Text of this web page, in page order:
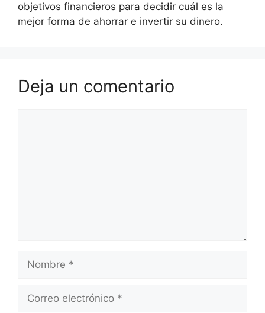
objetivos financieros para decidir cuál es la
mejor forma de ahorrar e invertir su dinero.
Deja un comentario
Nombre
Correo